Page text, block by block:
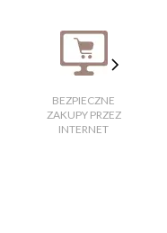
BEZPIECZNE
ZAKUPY PRZEZ
INTERNET